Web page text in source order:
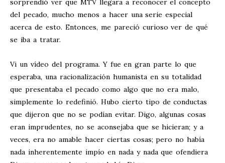
sorprendió ver que MTV llegara a reconocer el concepto
del pecado, mucho menos a hacer una serie especial
acerca de esto. Entonces, me pareció curioso ver de qué
se iba a tratar.
Vi un vídeo del programa. Y fue en gran parte lo que
esperaba, una racionalización humanista en su totalidad
que presentaba el pecado como algo que no era malo,
simplemente lo redefinió. Hubo cierto tipo de conductas
que dijeron que no se podían evitar. Digo, algunas cosas
eran imprudentes, no se aconsejaba que se hicieran; y a
veces, era no amable hacer ciertas cosas; pero no había
nada inherentemente impío en nada y nada que ofendiera